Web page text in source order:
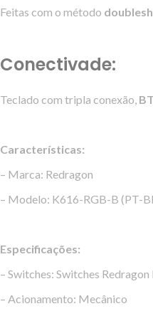
Feitas com o método
Conectivade:
Teclado com tripla conexão,
Características:
– Marca: Redragon
– Modelo: K616-RGB-B (PT-
Especificações:
– Switches: Switches
– Acionamento: Mecânico